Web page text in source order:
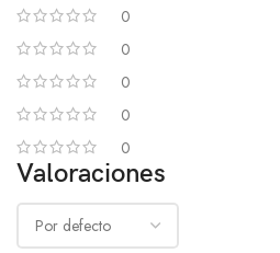
0
0
0
0
0
Valoraciones